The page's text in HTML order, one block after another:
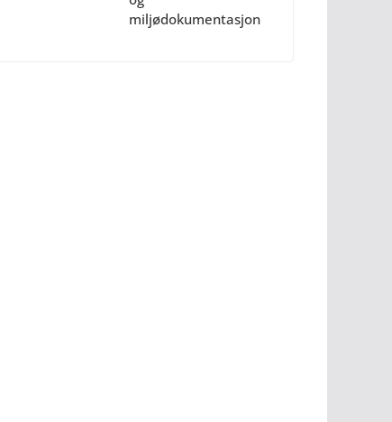
miljødokumentasjon